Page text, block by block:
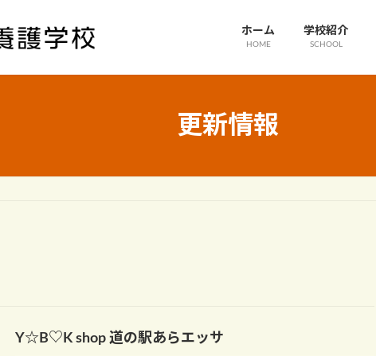
ホーム
HOME
学校紹介
SCHOOL
更新情報
Y☆B♡K shop 道の駅あらエッサ